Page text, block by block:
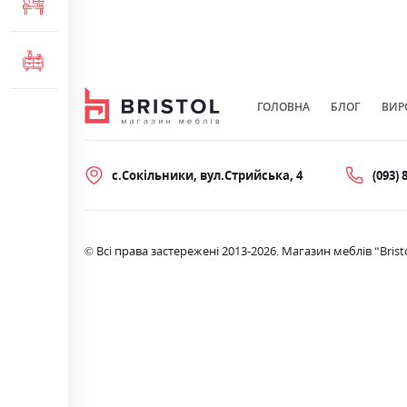
ГОЛОВНА БЛОГ
с.Сокільники, вул.Стрийська, 4 (093)
© Всі права застережені 2013-2026. Магазин меблів